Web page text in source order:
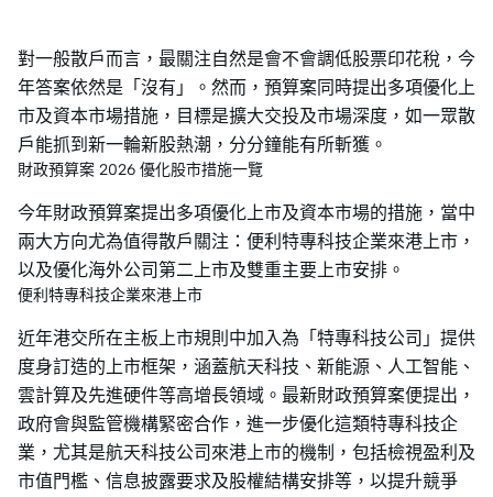
對一般散戶而言，最關注自然是會不會調低股票印花稅，今
年答案依然是「沒有」。然而，預算案同時提出多項優化上
市及資本市場措施，目標是擴大交投及市場深度，如一眾散
戶能抓到新一輪新股熱潮，分分鐘能有所斬獲。
財政預算案 2026 優化股市措施一覽
今年財政預算案提出多項優化上市及資本市場的措施，當中
兩大方向尤為值得散戶關注：便利特專科技企業來港上市，
以及優化海外公司第二上市及雙重主要上市安排。
便利特專科技企業來港上市
近年港交所在主板上市規則中加入為「特專科技公司」提供
度身訂造的上市框架，涵蓋航天科技、新能源、人工智能、
雲計算及先進硬件等高增長領域。最新財政預算案便提出，
政府會與監管機構緊密合作，進一步優化這類特專科技企
業，尤其是航天科技公司來港上市的機制，包括檢視盈利及
市值門檻、信息披露要求及股權結構安排等，以提升競爭